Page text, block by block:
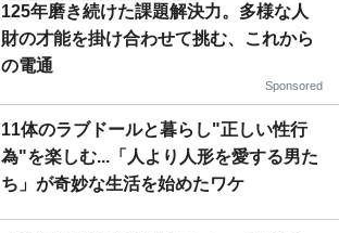
125年磨き続けた課題解決力。多様な人
財の才能を掛け合わせて挑む、これから
の電通
Sponsored
11体のラブドールと暮らし"正しい性行
為"を楽しむ...「人より人形を愛する男た
ち」が奇妙な生活を始めたワケ